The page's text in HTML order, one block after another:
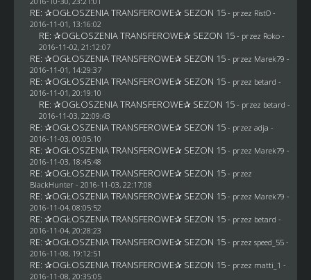
RE: ✰OGŁOSZENIA TRANSFEROWE✰ SEZON 15 - przez RistO-
2016-11-01, 13:16:02
RE: ✰OGŁOSZENIA TRANSFEROWE✰ SEZON 15 - przez Roko-
2016-11-02, 21:12:07
RE: ✰OGŁOSZENIA TRANSFEROWE✰ SEZON 15 - przez Marek79 -
2016-11-01, 14:29:37
RE: ✰OGŁOSZENIA TRANSFEROWE✰ SEZON 15 - przez betard -
2016-11-01, 20:19:10
RE: ✰OGŁOSZENIA TRANSFEROWE✰ SEZON 15 - przez betard -
2016-11-03, 22:09:43
RE: ✰OGŁOSZENIA TRANSFEROWE✰ SEZON 15 - przez adja -
2016-11-03, 00:05:10
RE: ✰OGŁOSZENIA TRANSFEROWE✰ SEZON 15 - przez Marek79 -
2016-11-03, 18:45:48
RE: ✰OGŁOSZENIA TRANSFEROWE✰ SEZON 15 - przez
BlackHunter- 2016-11-03, 22:17:08
RE: ✰OGŁOSZENIA TRANSFEROWE✰ SEZON 15 - przez Marek79 -
2016-11-04, 08:05:52
RE: ✰OGŁOSZENIA TRANSFEROWE✰ SEZON 15 - przez betard -
2016-11-04, 20:28:23
RE: ✰OGŁOSZENIA TRANSFEROWE✰ SEZON 15 - przez speed_55 -
2016-11-08, 19:12:51
RE: ✰OGŁOSZENIA TRANSFEROWE✰ SEZON 15 - przez matti_1 -
2016-11-08, 20:35:05